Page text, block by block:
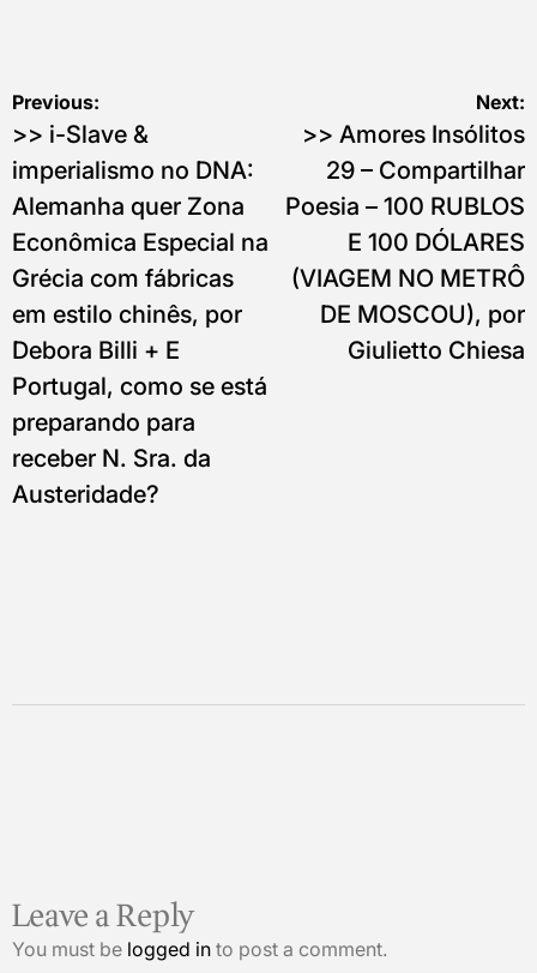
Post
navigation
Previous:
>> i-Slave &
imperialismo no DNA:
Alemanha quer Zona
Econômica Especial na
Grécia com fábricas
em estilo chinês, por
Debora Billi + E
Portugal, como se está
preparando para
receber N. Sra. da
Austeridade?
Next:
>> Amores Insólitos
29 – Compartilhar
Poesia – 100 RUBLOS
E 100 DÓLARES
(VIAGEM NO METRÔ
DE MOSCOU), por
Giulietto Chiesa
Leave a Reply
You must be logged in to post a comment.